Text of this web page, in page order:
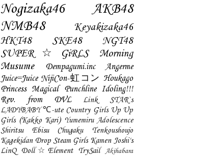
Nogizaka46
AKB48
NMB48
Keyakizaka46
HKT48
SKE48
NGT48
SUPER☆GiRLS
Morning
Musume
Dempagumi.inc
Angerme
Juice=Juice NijiCon-虹コン Houkago
Princess Magical Punchline Idoling!!!
Rev. from DVL
Link STAR`s
LADYBABY ℃-ute Country Girls Up Up
Girls (Kakko Kari) Yumemiru Adolescence
Shiritsu Ebisu Chugaku
Tenkoushoujo
Kagekidan Drop Steam Girls Kamen Joshi's
LinQ Doll☆Element TrySail
Akihabara